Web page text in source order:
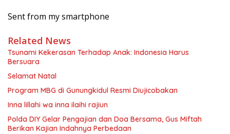
Sent from my smartphone
Related News
Tsunami Kekerasan Terhadap Anak: Indonesia Harus
Bersuara
Selamat Natal
Program MBG di Gunungkidul Resmi Diujicobakan
Inna lillahi wa inna ilaihi rajiun
Polda DIY Gelar Pengajian dan Doa Bersama, Gus Miftah
Berikan Kajian Indahnya Perbedaan